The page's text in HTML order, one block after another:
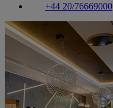
+44 20/76669000